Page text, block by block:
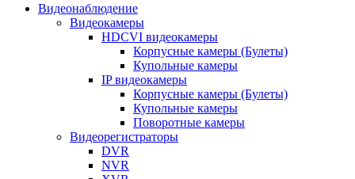
Видеонаблюдение
Видеокамеры
HDCVI видеокамеры
Корпусные камеры (Булеты)
Купольные камеры
IP видеокамеры
Корпусные камеры (Булеты)
Купольные камеры
Поворотные камеры
Видеорегистраторы
DVR
NVR